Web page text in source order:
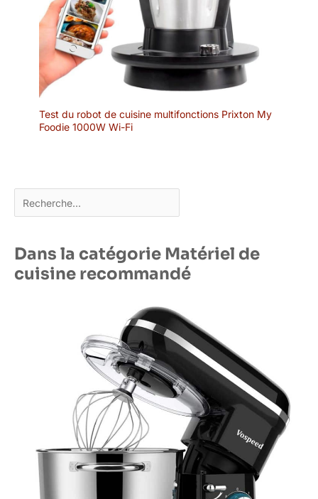
Test du robot de cuisine multifonctions Prixton My
Foodie 1000W Wi-Fi
Rechercher
Dans la catégorie Matériel de
cuisine recommandé